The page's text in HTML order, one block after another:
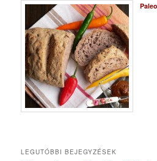
LEGUTÓBBI BEJEGYZÉSEK